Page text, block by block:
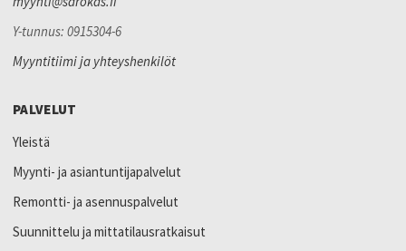
Y-tunnus: 0915304-6
Myyntitiimi ja yhteyshenkilöt
PALVELUT
Yleistä
Myynti- ja asiantuntijapalvelut
Remontti- ja asennuspalvelut
Suunnittelu ja mittatilausratkaisut